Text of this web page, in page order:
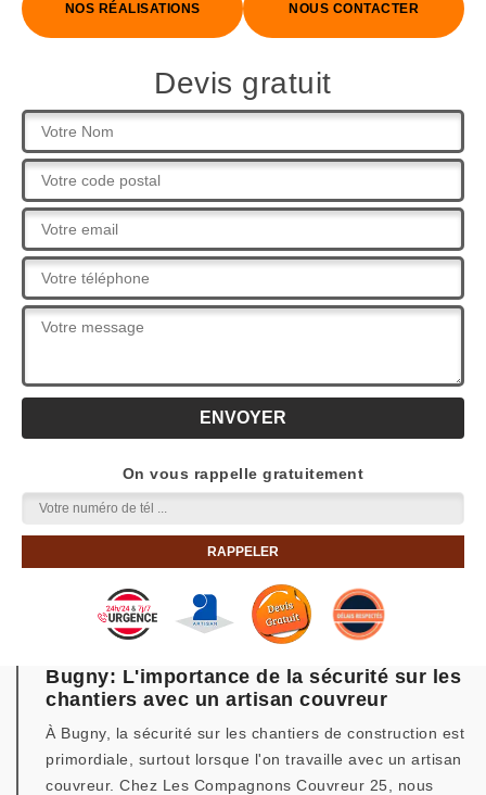
NOS RÉALISATIONS NOUS CONTACTER
Devis gratuit
On vous rappelle gratuitement
Bugny: L'importance de la sécurité sur les
chantiers avec un artisan couvreur
À Bugny, la sécurité sur les chantiers de construction est
primordiale, surtout lorsque l'on travaille avec un artisan
couvreur. Chez Les Compagnons Couvreur 25, nous